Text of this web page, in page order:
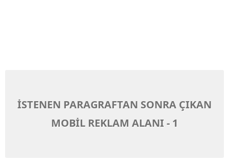
İSTENEN PARAGRAFTAN SONRA ÇIKAN
MOBİL REKLAM ALANI - 1